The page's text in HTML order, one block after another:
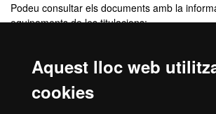
Aquest lloc web
cookies
Podeu consultar els documents amb la
equipaments de les titulacions:
Grau en Educació Primària
Material recomanat a